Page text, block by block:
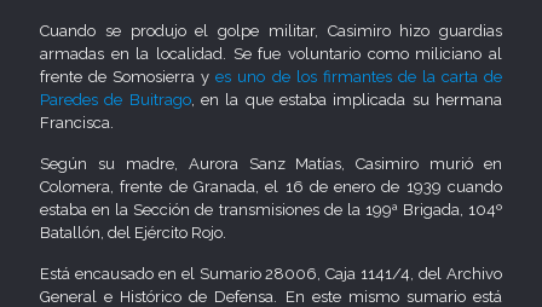
Cuando se produjo el golpe militar, Casimiro hizo guardias
armadas en la localidad. Se fue voluntario como miliciano al
frente de Somosierra yes uno de los firmantes de la carta de
Paredes de Buitrago, en la que estaba implicada su hermana
Francisca.
Según su madre, Aurora Sanz Matías, Casimiro murió en
Colomera, frente de Granada, el 16 de enero de 1939 cuando
estaba en la Sección de transmisiones de la 199ª Brigada, 104º
Batallón, del Ejército Rojo.
Está encausado en el Sumario 28006, Caja 1141/4, del Archivo
General e Histórico de Defensa. En este mismo sumario está